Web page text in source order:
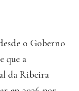
o Goberno
que a
da Ribeira